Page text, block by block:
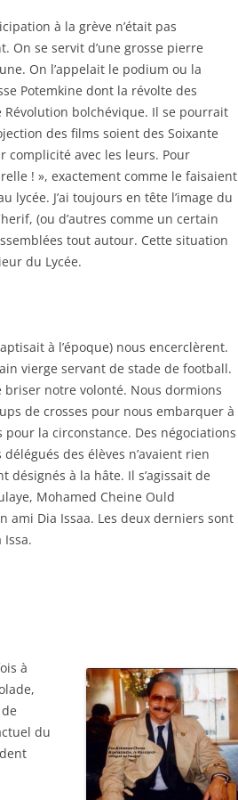
à la grève n’était pas
On se servit d’une grosse pierre
On l’appelait le podium ou la
Potemkine dont la révolte des
bolchévique. Il se pourrait
des films soient des Soixante
avec les leurs. Pour
! », exactement comme le faisaient
lycée. J’ai toujours en tête l’image du
(ou d’autres comme un certain
tout autour. Cette situation
du Lycée.
à l’époque) nous encerclèrent.
vierge servant de stade de football.
briser notre volonté. Nous dormions
de crosses pour nous embarquer à
la circonstance. Des négociations
des élèves n’avaient rien
désignés à la hâte. Il s’agissait de
Mohamed Cheine Ould
ami Dia Issaa. Les deux derniers sont
à
du